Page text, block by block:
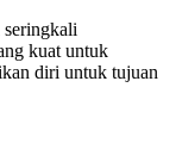
seringkali
kuat untuk
diri untuk tujuan